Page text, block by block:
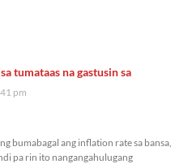
tumataas na gastusin sa
pm
bumabagal ang inflation rate sa bansa,
pa rin ito nangangahulugang